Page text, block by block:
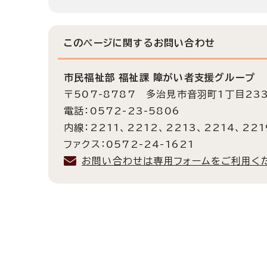
このページに関する お問い合わせ
市民福祉部 福祉課 障がい者支援グループ
〒507-8787 多治見市音羽町1丁目
電話：0572-23-5806
内線：2211、2212、2213、2214、
ファクス：0572-24-1621
お問い合わせは専用フォームをご利用く